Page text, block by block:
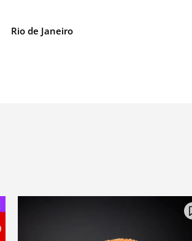
Rio de Janeiro